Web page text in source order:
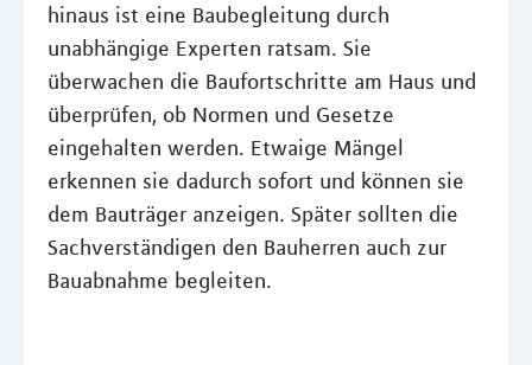
hinaus ist eine Baubegleitung durch
unabhängige Experten ratsam. Sie
überwachen die Baufortschritte am Haus und
überprüfen, ob Normen und Gesetze
eingehalten werden. Etwaige Mängel
erkennen sie dadurch sofort und können sie
dem Bauträger anzeigen. Später sollten die
Sachverständigen den Bauherren auch zur
Bauabnahme begleiten.